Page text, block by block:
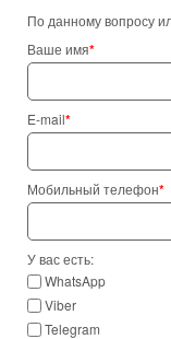
По данному вопросу
Ваше имя*
E-mail*
Мобильный телефон*
У вас есть:
WhatsApp
Viber
Telegram